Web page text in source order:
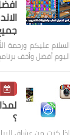
السلام عليكم ورحمة
اليوم أفضل وأخف
؟